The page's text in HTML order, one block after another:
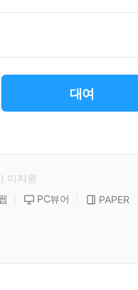
대여
미지원
PC뷰어
PAPER